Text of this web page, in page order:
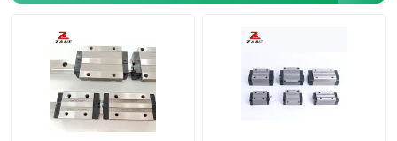
Lineare Laufschiene